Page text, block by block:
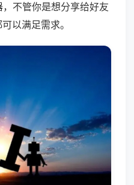
不管你是想分享给好友
以满足需求。